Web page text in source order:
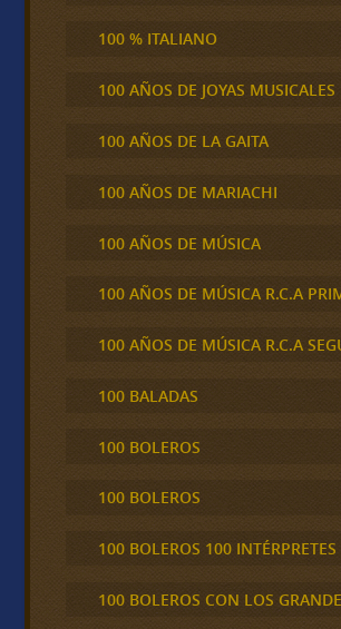
100 % ITALIANO
100 AÑOS DE JOYAS MUSICALES
100 AÑOS DE LA GAITA
100 AÑOS DE MARIACHI
100 AÑOS DE MÚSICA
100 AÑOS DE MÚSICA R.C.A
100 AÑOS DE MÚSICA R.C.A
100 BALADAS
100 BOLEROS
100 BOLEROS
100 BOLEROS 100 INTÉRPRETES
100 BOLEROS CON LOS